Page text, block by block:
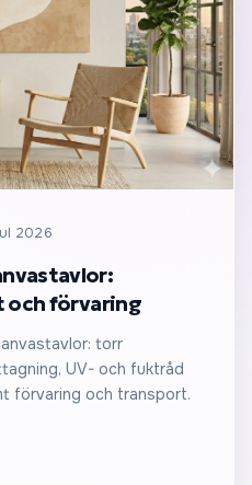
2026
och förvaring
torr
UV- och fuktråd
förvaring och transport.